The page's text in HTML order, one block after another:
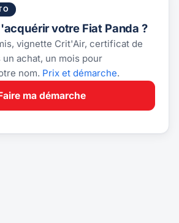
votre Fiat Panda ?
vignette Crit'Air, certificat de
achat, un mois pour
nom. Prix et démarche.
ma démarche